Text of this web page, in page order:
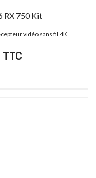
RX 750 Kit
vidéo sans fil 4K